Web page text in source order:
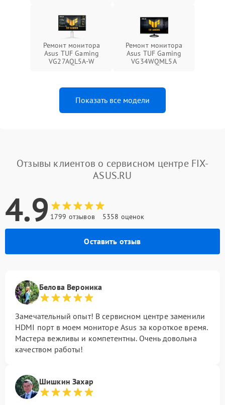
Ремонт монитора
Asus TUF Gaming
VG27AQL5A-W
Ремонт монитора
Asus TUF Gaming
VG34WQML5A
Показать все модели
Отзывы клиентов о сервисном центре FIX-
ASUS.RU
4.9 1799 отзывов 5358 оценок
Оставить отзыв
Белова Вероника
Замечательный опыт! В сервисном центре заменили
HDMI порт в моем мониторе Asus за короткое время.
Мастера вежливы и компетентны. Очень довольна
качеством работы!
Шишкин Захар